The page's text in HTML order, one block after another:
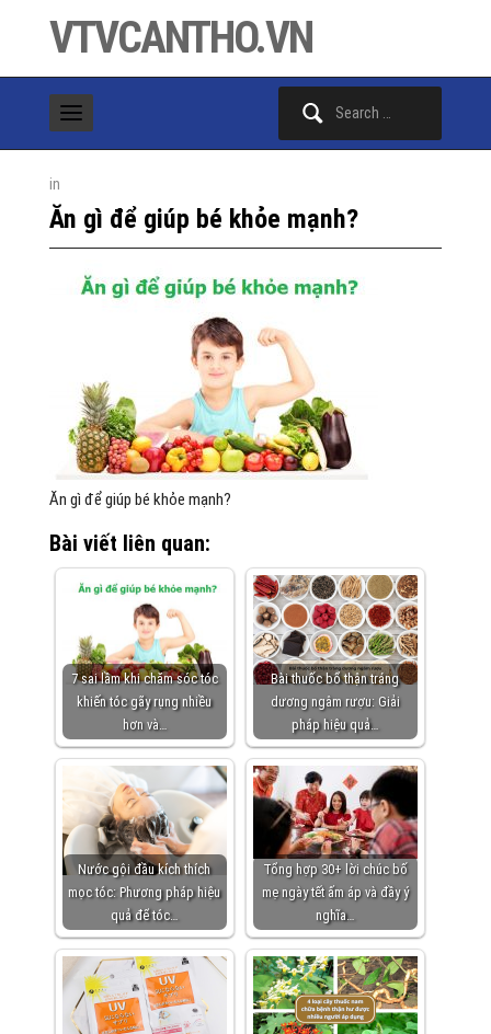
VTVCANTHO.VN
in
Ăn gì để giúp bé khỏe mạnh?
Ăn gì để giúp bé khỏe mạnh?
Bài viết liên quan:
7 sai lầm khi chăm sóc tóc
khiến tóc gãy rụng nhiều
hơn và…
Bài thuốc bổ thận tráng
dương ngâm rượu: Giải
pháp hiệu quả…
Nước gội đầu kích thích
mọc tóc: Phương pháp hiệu
quả để tóc…
Tổng hợp 30+ lời chúc bố
mẹ ngày tết ấm áp và đầy ý
nghĩa…